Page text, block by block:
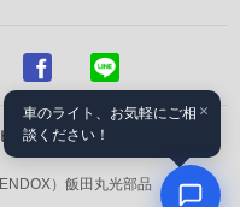
ス
） 飯田丸光部品
×
車のライト、お気軽にご相
談ください！